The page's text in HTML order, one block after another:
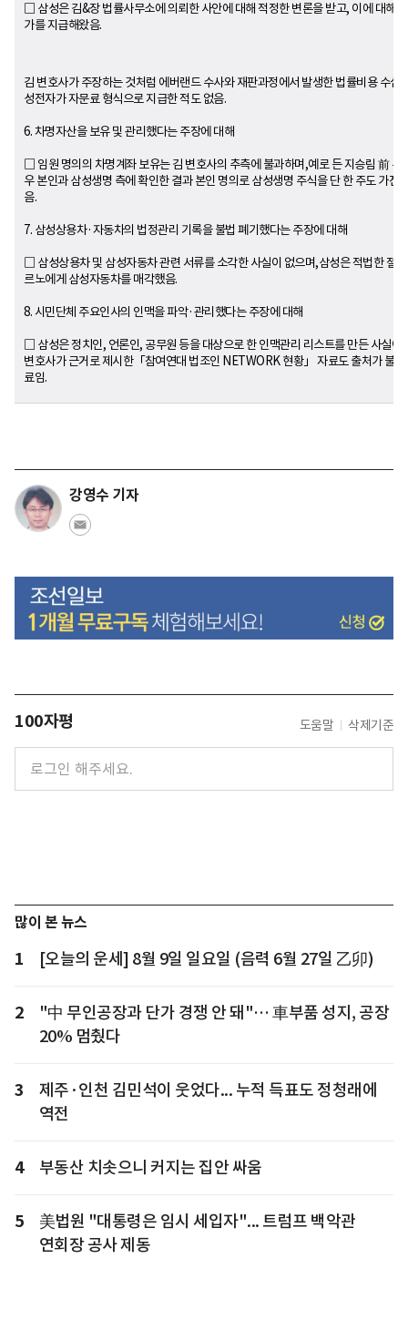
□ 삼성은 김&장 법률사무소에 의뢰한 사안에 대해 적정한 변론을 받고, 이에 대해
가를 지급해왔음.
김 변호사가 주장하는 것처럼 에버랜드 수사와 재판과정에서 발생한 법률비용 수십
성전자가 자문료 형식으로 지급한 적도 없음.
6. 차명자산을 보유 및 관리했다는 주장에 대해
□ 임원 명의의 차명계좌 보유는 김 변호사의 추측에 불과하며,예로 든 지승림 前 부
우 본인과 삼성생명 측에 확인한 결과 본인 명의로 삼성생명 주식을 단 한 주도 가진
음.
7. 삼성상용차·자동차의 법정관리 기록을 불법 폐기했다는 주장에 대해
□ 삼성상용차 및 삼성자동차 관련 서류를 소각한 사실이 없으며,삼성은 적법한 절
르노에게 삼성자동차를 매각했음.
8. 시민단체 주요인사의 인맥을 파악·관리했다는 주장에 대해
□ 삼성은 정치인, 언론인, 공무원 등을 대상으로 한 인맥관리 리스트를 만든 사실이
변호사가 근거로 제시한「참여연대 법조인 NETWORK 현황」 자료도 출처가 불분
료임.
강영수 기자
100자평 도움말 삭제기준
많이 본 뉴스
1 [오늘의 운세] 8월 9일 일요일 (음력 6월 27일 乙卯)
2
"中 무인공장과 단가 경쟁 안 돼"… 車부품 성지, 공장
20% 멈췄다
3
제주·인천 김민석이 웃었다... 누적 득표도 정청래에
역전
4 부동산 치솟으니 커지는 집안 싸움
5
美법원 "대통령은 임시 세입자"... 트럼프 백악관
연회장 공사 제동